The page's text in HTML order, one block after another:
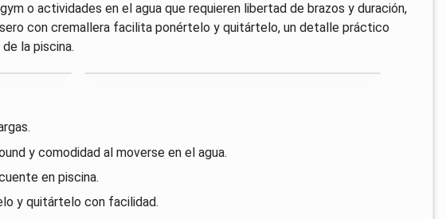
o actividades en el agua que requieren libertad de brazos y duración,
con cremallera facilita ponértelo y quitártelo, un detalle práctico
la piscina.
y comodidad al moverse en el agua.
en piscina.
y quitártelo con facilidad.